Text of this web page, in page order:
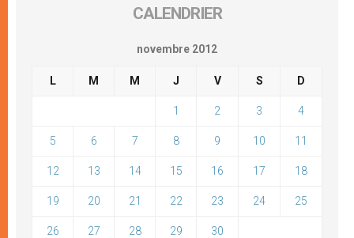
CALENDRIER
novembre 2012
L M M J V S D
1 2 3 4
5 6 7 8 9 10 11
12 13 14 15 16 17 18
19 20 21 22 23 24 25
26 27 28 29 30